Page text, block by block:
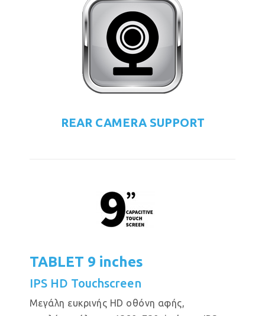
REAR CAMERA SUPPORT
TABLET 9 inches
IPS HD Touchscreen
Μεγάλη ευκρινής HD οθόνη αφής,